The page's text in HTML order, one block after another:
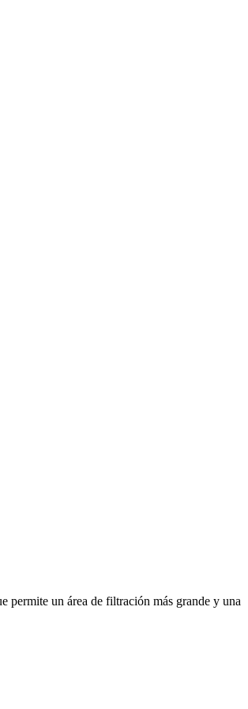
un área de filtración más grande y una